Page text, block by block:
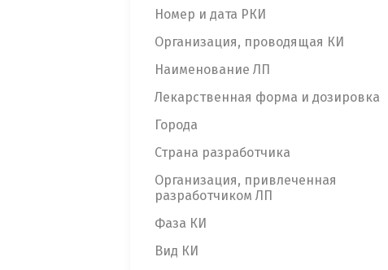
Номер и дата РКИ
Организация, проводящая КИ
Наименование ЛП
Лекарственная форма и дозировка
Города
Страна разработчика
Организация, привлеченная
разработчиком ЛП
Фаза КИ
Вид КИ